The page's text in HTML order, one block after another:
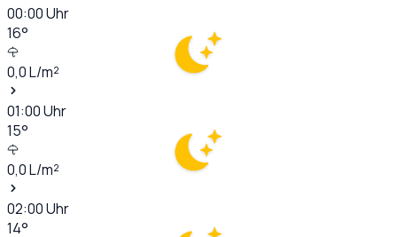
00:00Uhr
16°
0,0L/m²
01:00Uhr
15°
0,0L/m²
02:00Uhr
14°